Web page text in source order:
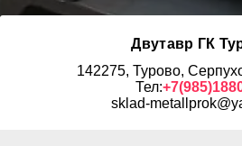
Двутавр ГК
142275, Турово,
Тел:
sklad-